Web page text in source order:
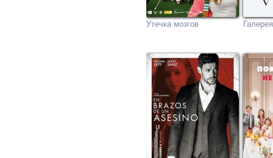
Утечка мозгов